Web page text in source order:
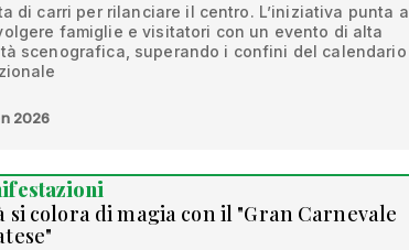
di carri per rilanciare il centro. L’iniziativa punta a
famiglie e visitatori con un evento di alta
scenografica, superando i confini del calendario
2026
si colora di magia con il "Gran Carnevale